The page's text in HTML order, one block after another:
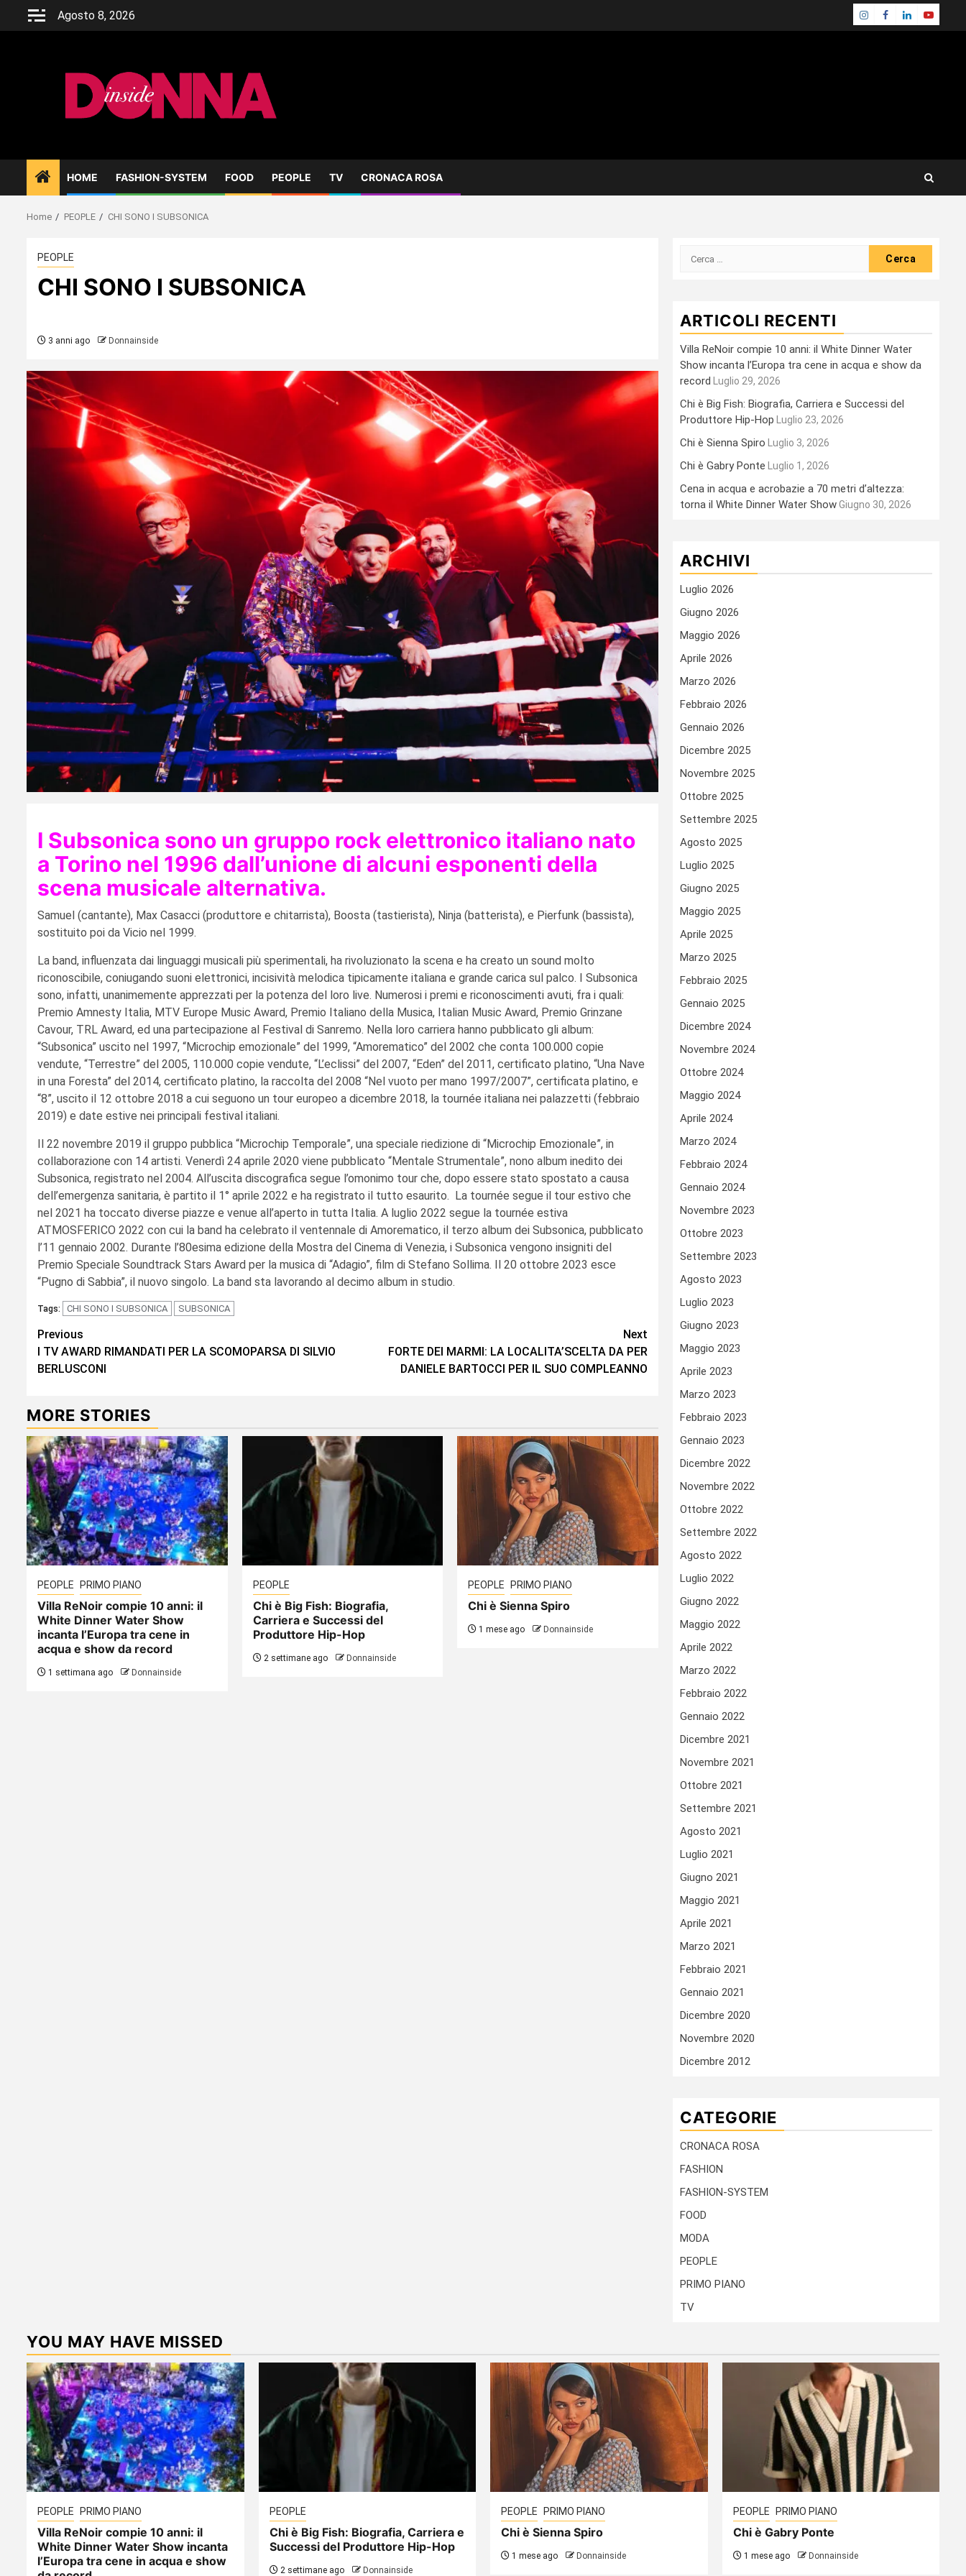
Agosto 8, 2026 Instagram
Facebook
LinkedinYoutube
HOME FASHION-SYSTEM FOOD PEOPLE TV CRONACA ROSA
Home PEOPLE CHI SONO I SUBSONICA
PEOPLE
CHI SONO I SUBSONICA
3 anni ago Donnainside
I Subsonica sono un gruppo rock elettronico italiano nato
a Torino nel 1996 dall’unione di alcuni esponenti della
scena musicale alternativa.
Samuel (cantante), Max Casacci (produttore e chitarrista), Boosta (tastierista), Ninja (batterista), e Pierfunk (bassista),
sostituito poi da Vicio nel 1999.
La band, influenzata dai linguaggi musicali più sperimentali, ha rivoluzionato la scena e ha creato un sound molto
riconoscibile, coniugando suoni elettronici, incisività melodica tipicamente italiana e grande carica sul palco. I Subsonica
sono, infatti, unanimemente apprezzati per la potenza del loro live. Numerosi i premi e riconoscimenti avuti, fra i quali:
Premio Amnesty Italia, MTV Europe Music Award, Premio Italiano della Musica, Italian Music Award, Premio Grinzane
Cavour, TRL Award, ed una partecipazione al Festival di Sanremo. Nella loro carriera hanno pubblicato gli album:
“Subsonica” uscito nel 1997, “Microchip emozionale” del 1999, “Amorematico” del 2002 che conta 100.000 copie
vendute, “Terrestre” del 2005, 110.000 copie vendute, “L’eclissi” del 2007, “Eden” del 2011, certificato platino, “Una Nave
in una Foresta” del 2014, certificato platino, la raccolta del 2008 “Nel vuoto per mano 1997/2007”, certificata platino, e
“8”, uscito il 12 ottobre 2018 a cui seguono un tour europeo a dicembre 2018, la tournée italiana nei palazzetti (febbraio
2019) e date estive nei principali festival italiani.
Il 22 novembre 2019 il gruppo pubblica “Microchip Temporale”, una speciale riedizione di “Microchip Emozionale”, in
collaborazione con 14 artisti. Venerdì 24 aprile 2020 viene pubblicato “Mentale Strumentale”, nono album inedito dei
Subsonica, registrato nel 2004. All’uscita discografica segue l’omonimo tour che, dopo essere stato spostato a causa
dell’emergenza sanitaria, è partito il 1° aprile 2022 e ha registrato il tutto esaurito. La tournée segue il tour estivo che
nel 2021 ha toccato diverse piazze e venue all’aperto in tutta Italia. A luglio 2022 segue la tournée estiva
ATMOSFERICO 2022 con cui la band ha celebrato il ventennale di Amorematico, il terzo album dei Subsonica, pubblicato
l’11 gennaio 2002. Durante l’80esima edizione della Mostra del Cinema di Venezia, i Subsonica vengono insigniti del
Premio Speciale Soundtrack Stars Award per la musica di “Adagio”, film di Stefano Sollima. Il 20 ottobre 2023 esce
“Pugno di Sabbia”, il nuovo singolo. La band sta lavorando al decimo album in studio.
Tags: CHI SONO I SUBSONICA SUBSONICA
Continue
Reading
Previous
I TV AWARD RIMANDATI PER LA SCOMOPARSA DI SILVIO
BERLUSCONI
Next
FORTE DEI MARMI: LA LOCALITA’SCELTA DA PER
DANIELE BARTOCCI PER IL SUO COMPLEANNO
MORE STORIES
PEOPLE PRIMO PIANO
Villa ReNoir compie 10 anni: il
White Dinner Water Show
incanta l’Europa tra cene in
acqua e show da record
1 settimana ago Donnainside
PEOPLE
Chi è Big Fish: Biografia,
Carriera e Successi del
Produttore Hip-Hop
2 settimane ago Donnainside
PEOPLE PRIMO PIANO
Chi è Sienna Spiro
1 mese ago Donnainside
Ricerca
ARTICOLI RECENTI
Villa ReNoir compie 10 anni: il White Dinner Water
Show incanta l’Europa tra cene in acqua e show da
record
Luglio 29, 2026
Chi è Big Fish: Biografia, Carriera e Successi del
Produttore Hip-Hop
Luglio 23, 2026
Chi è Sienna Spiro Luglio 3, 2026
Chi è Gabry Ponte Luglio 1, 2026
Cena in acqua e acrobazie a 70 metri d’altezza:
torna il White Dinner Water ShowGiugno 30, 2026
ARCHIVI
Luglio 2026
Giugno 2026
Maggio 2026
Aprile 2026
Marzo 2026
Febbraio 2026
Gennaio 2026
Dicembre 2025
Novembre 2025
Ottobre 2025
Settembre 2025
Agosto 2025
Luglio 2025
Giugno 2025
Maggio 2025
Aprile 2025
Marzo 2025
Febbraio 2025
Gennaio 2025
Dicembre 2024
Novembre 2024
Ottobre 2024
Maggio 2024
Aprile 2024
Marzo 2024
Febbraio 2024
Gennaio 2024
Novembre 2023
Ottobre 2023
Settembre 2023
Agosto 2023
Luglio 2023
Giugno 2023
Maggio 2023
Aprile 2023
Marzo 2023
Febbraio 2023
Gennaio 2023
Dicembre 2022
Novembre 2022
Ottobre 2022
Settembre 2022
Agosto 2022
Luglio 2022
Giugno 2022
Maggio 2022
Aprile 2022
Marzo 2022
Febbraio 2022
Gennaio 2022
Dicembre 2021
Novembre 2021
Ottobre 2021
Settembre 2021
Agosto 2021
Luglio 2021
Giugno 2021
Maggio 2021
Aprile 2021
Marzo 2021
Febbraio 2021
Gennaio 2021
Dicembre 2020
Novembre 2020
Dicembre 2012
CATEGORIE
CRONACA ROSA
FASHION
FASHION-SYSTEM
FOOD
MODA
PEOPLE
PRIMO PIANO
TV
YOU MAY HAVE MISSED
PEOPLE PRIMO PIANO
Villa ReNoir compie 10 anni: il
White Dinner Water Show incanta
l’Europa tra cene in acqua e show
PEOPLE
Chi è Big Fish: Biografia, Carriera e
Successi del Produttore Hip-Hop
2 settimane ago Donnainside
PEOPLE PRIMO PIANO
Chi è Sienna Spiro
1 mese ago Donnainside
PEOPLE PRIMO PIANO
Chi è Gabry Ponte
1 mese ago Donnainside